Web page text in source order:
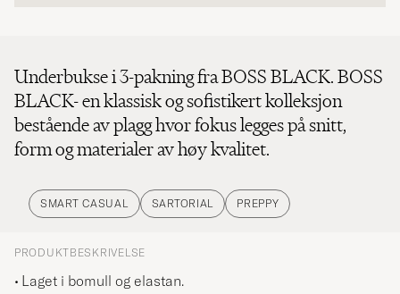
Underbukse i 3-pakning fra BOSS BLACK. BOSS
BLACK- en klassisk og sofistikert kolleksjon
bestående av plagg hvor fokus legges på snitt,
form og materialer av høy kvalitet.
SMART CASUAL SARTORIAL PREPPY
PRODUKTBESKRIVELSE
Laget i bomull og elastan.